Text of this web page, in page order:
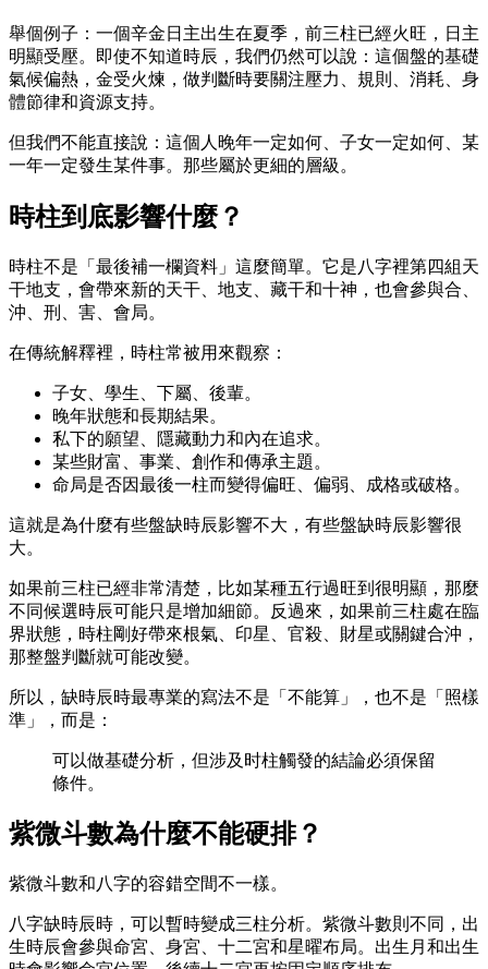
舉個例子：一個辛金日主出生在夏季，前三柱已經火旺，日主
明顯受壓。即使不知道時辰，我們仍然可以說：這個盤的基礎
氣候偏熱，金受火煉，做判斷時要關注壓力、規則、消耗、身
體節律和資源支持。
但我們不能直接說：這個人晚年一定如何、子女一定如何、某
一年一定發生某件事。那些屬於更細的層級。
時柱到底影響什麼？
時柱不是「最後補一欄資料」這麼簡單。它是八字裡第四組天
干地支，會帶來新的天干、地支、藏干和十神，也會參與合、
沖、刑、害、會局。
在傳統解釋裡，時柱常被用來觀察：
子女、學生、下屬、後輩。
晚年狀態和長期結果。
私下的願望、隱藏動力和內在追求。
某些財富、事業、創作和傳承主題。
命局是否因最後一柱而變得偏旺、偏弱、成格或破格。
這就是為什麼有些盤缺時辰影響不大，有些盤缺時辰影響很
大。
如果前三柱已經非常清楚，比如某種五行過旺到很明顯，那麼
不同候選時辰可能只是增加細節。反過來，如果前三柱處在臨
界狀態，時柱剛好帶來根氣、印星、官殺、財星或關鍵合沖，
那整盤判斷就可能改變。
所以，缺時辰時最專業的寫法不是「不能算」，也不是「照樣
準」，而是：
可以做基礎分析，但涉及时柱觸發的結論必須保留
條件。
紫微斗數為什麼不能硬排？
紫微斗數和八字的容錯空間不一樣。
八字缺時辰時，可以暫時變成三柱分析。紫微斗數則不同，出
生時辰會參與命宮、身宮、十二宮和星曜布局。出生月和出生